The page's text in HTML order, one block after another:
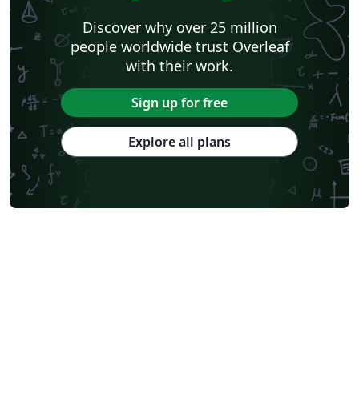
Discover why over 25 million
people worldwide trust Overleaf
with their work.
Sign up for free
Explore all plans